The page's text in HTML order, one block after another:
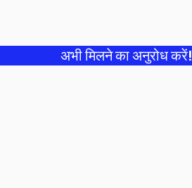
अभी मिलने का अनुरोध करें!